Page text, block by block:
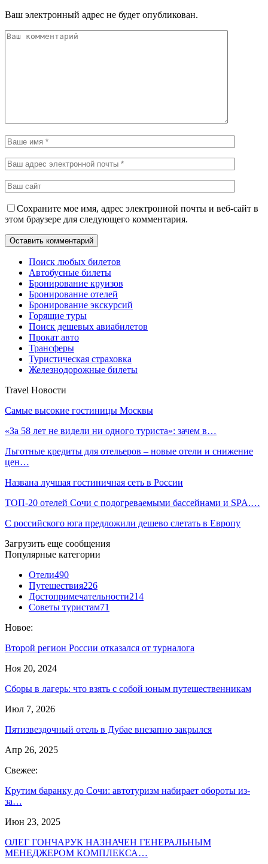
Ваш электронный адрес не будет опубликован.
Сохраните мое имя, адрес электронной почты и веб-сайт в
этом браузере для следующего комментария.
Поиск любых билетов
Автобусные билеты
Бронирование круизов
Бронирование отелей
Бронирование экскурсий
Горящие туры
Поиск дешевых авиабилетов
Прокат авто
Трансферы
Туристическая страховка
Железнодорожные билеты
Travel Новости
Самые высокие гостиницы Москвы
«За 58 лет не видели ни одного туриста»: зачем в…
Льготные кредиты для отельеров – новые отели и снижение
цен…
Названа лучшая гостиничная сеть в России
ТОП-20 отелей Сочи с подогреваемыми бассейнами и SPA.…
С российского юга предложили дешево слетать в Европу
Загрузить еще сообщения
Популярные категории
Отели490
Путешествия226
Достопримечательности214
Советы туристам71
Новое:
Второй регион России отказался от турналога
Ноя 20, 2024
Сборы в лагерь: что взять с собой юным путешественникам
Июл 7, 2026
Пятизвездочный отель в Дубае внезапно закрылся
Апр 26, 2025
Свежее:
Крутим баранку до Сочи: автотуризм набирает обороты из-
за…
Июн 23, 2025
ОЛЕГ ГОНЧАРУК НАЗНАЧЕН ГЕНЕРАЛЬНЫМ
МЕНЕДЖЕРОМ КОМПЛЕКСА…